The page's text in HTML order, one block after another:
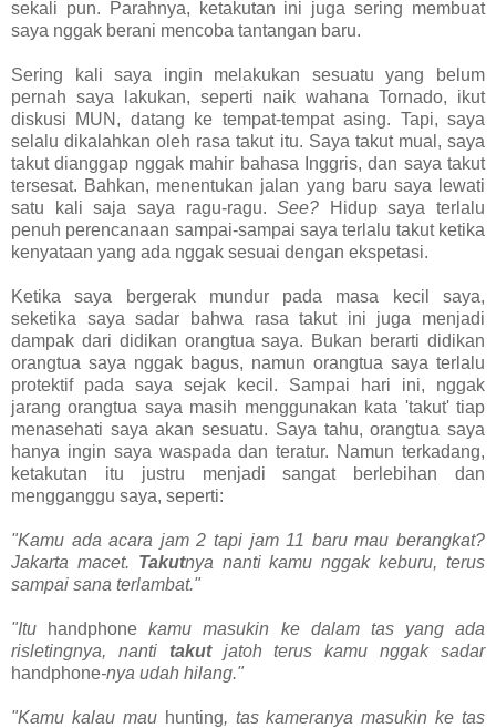
sekali pun. Parahnya, ketakutan ini juga sering membuat
saya nggak berani mencoba tantangan baru.
Sering kali saya ingin melakukan sesuatu yang belum
pernah saya lakukan, seperti naik wahana Tornado, ikut
diskusi MUN, datang ke tempat-tempat asing. Tapi, saya
selalu dikalahkan oleh rasa takut itu. Saya takut mual, saya
takut dianggap nggak mahir bahasa Inggris, dan saya takut
tersesat. Bahkan, menentukan jalan yang baru saya lewati
satu kali saja saya ragu-ragu.See? Hidup saya terlalu
penuh perencanaan sampai-sampai saya terlalu takut ketika
kenyataan yang ada nggak sesuai dengan ekspetasi.
Ketika saya bergerak mundur pada masa kecil saya,
seketika saya sadar bahwa rasa takut ini juga menjadi
dampak dari didikan orangtua saya. Bukan berarti didikan
orangtua saya nggak bagus, namun orangtua saya terlalu
protektif pada saya sejak kecil. Sampai hari ini, nggak
jarang orangtua saya masih menggunakan kata 'takut' tiap
menasehati saya akan sesuatu. Saya tahu, orangtua saya
hanya ingin saya waspada dan teratur. Namun terkadang,
ketakutan itu justru menjadi sangat berlebihan dan
mengganggu saya, seperti:
"Kamu ada acara jam 2 tapi jam 11 baru mau berangkat?
Jakarta macet. Takutnya nanti kamu nggak keburu, terus
sampai sana terlambat."
"Itu handphone kamu masukin ke dalam tas yang ada
risletingnya, nanti takutjatoh terus kamu nggak sadar
handphone-nya udah hilang."
"Kamu kalau mau hunting, tas kameranya masukin ke tas